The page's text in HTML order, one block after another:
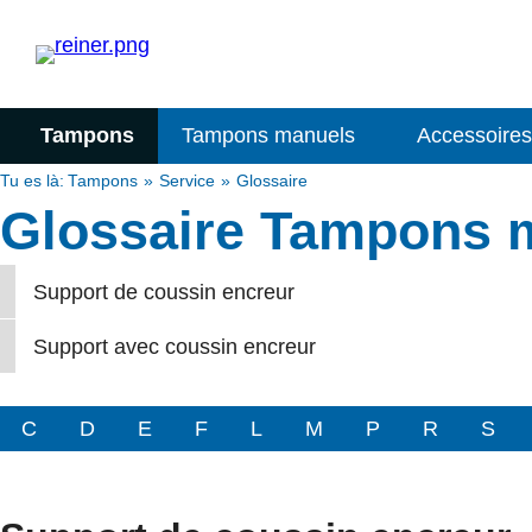
Tampons Tampons manuels Accessoires
Tu es là: Tampons Service Glossaire
Glossaire Tampons
Support de coussin encreur
Support avec coussin encreur
C D E F L M P R S